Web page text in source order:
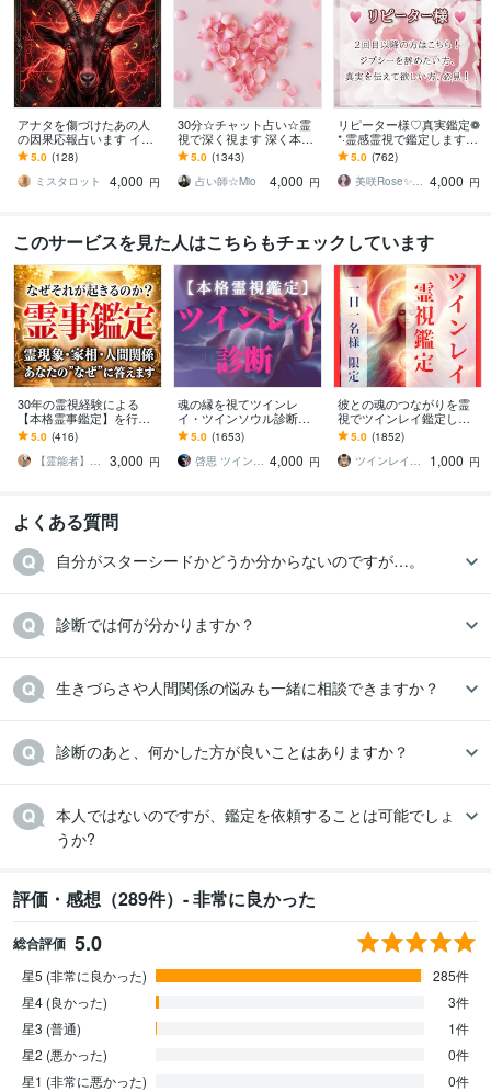
アナタを傷づけたあの人
の因果応報占います イラ
イラ解消！気持ちを整理
したい人向け
5.0 (128)
ミスタロット
4,000 円
30分☆チャット占い☆霊
視で深く視ます 深く本質
にアクセス！上げなし幸
せになるためのお手伝い
をします
5.0 (1343)
占い師☆Mio
4,000 円
リピーター様♡真実鑑定❁
*·霊感霊視で鑑定します
アゲ鑑定に惑わされて悩
んでいる方へ❁ .現状を打
破します！
5.0 (762)
美咲Rose✨白魔術成就協会✨ 4,000 円
このサービスを見た人はこちらもチェックしています
30年の霊視経験による
【本格霊事鑑定】を行い
ます 霊現象・家相・家
系・先祖・土地・人間関
係・悪縁・因縁・厄払い
5.0 (416)
【霊能者】天晴
3,000 円
魂の縁を視てツインレ
イ・ツインソウル診断を
致します 片思い・音信不
通でもOK。魂の縁とお相
手の気持ちを視ます
5.0 (1653)
啓思 ツインレイ鑑定士 4,000 円
彼との魂のつながりを霊
視でツインレイ鑑定しま
す 気になる彼とつながる
ことができるのか鑑定し
ます
5.0 (1852)
ツインレイ縁結び専門鑑定士✢神結シオン✢
1,000 円
よくある質問
自分がスターシードかどうか分からないのですが…。
診断では何が分かりますか？
生きづらさや人間関係の悩みも一緒に相談できますか？
診断のあと、何かした方が良いことはありますか？
本人ではないのですが、鑑定を依頼することは可能でしょ
うか?
評価・感想（289件）- 非常に良かった
総合評価 5.0
星5 (非常に良かった)
285件
星4 (良かった)
3件
星3 (普通)
1件
星2 (悪かった)
0件
星1 (非常に悪かった)
0件